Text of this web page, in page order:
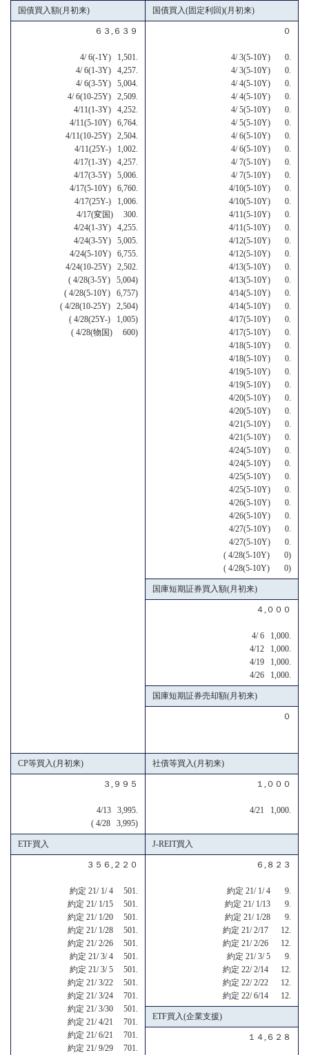
国債買入額(月初来) 国債買入(固定利回)(月初来)
６３,６３９
4/ 6(-1Y) 1,501.
4/ 6(1-3Y) 4,257.
4/ 6(3-5Y) 5,004.
4/ 6(10-25Y) 2,509.
4/11(1-3Y) 4,252.
4/11(5-10Y) 6,764.
4/11(10-25Y) 2,504.
4/11(25Y-) 1,002.
4/17(1-3Y) 4,257.
4/17(3-5Y) 5,006.
4/17(5-10Y) 6,760.
4/17(25Y-) 1,006.
4/17(変国) 300.
4/24(1-3Y) 4,255.
4/24(3-5Y) 5,005.
4/24(5-10Y) 6,755.
4/24(10-25Y) 2,502.
( 4/28(3-5Y) 5,004)
( 4/28(5-10Y) 6,757)
( 4/28(10-25Y) 2,504)
( 4/28(25Y-) 1,005)
( 4/28(物国) 600)
０
4/ 3(5-10Y) 0.
4/ 3(5-10Y) 0.
4/ 4(5-10Y) 0.
4/ 4(5-10Y) 0.
4/ 5(5-10Y) 0.
4/ 5(5-10Y) 0.
4/ 6(5-10Y) 0.
4/ 6(5-10Y) 0.
4/ 7(5-10Y) 0.
4/ 7(5-10Y) 0.
4/10(5-10Y) 0.
4/10(5-10Y) 0.
4/11(5-10Y) 0.
4/11(5-10Y) 0.
4/12(5-10Y) 0.
4/12(5-10Y) 0.
4/13(5-10Y) 0.
4/13(5-10Y) 0.
4/14(5-10Y) 0.
4/14(5-10Y) 0.
4/17(5-10Y) 0.
4/17(5-10Y) 0.
4/18(5-10Y) 0.
4/18(5-10Y) 0.
4/19(5-10Y) 0.
4/19(5-10Y) 0.
4/20(5-10Y) 0.
4/20(5-10Y) 0.
4/21(5-10Y) 0.
4/21(5-10Y) 0.
4/24(5-10Y) 0.
4/24(5-10Y) 0.
4/25(5-10Y) 0.
4/25(5-10Y) 0.
4/26(5-10Y) 0.
4/26(5-10Y) 0.
4/27(5-10Y) 0.
4/27(5-10Y) 0.
( 4/28(5-10Y) 0)
( 4/28(5-10Y) 0)
国庫短期証券買入額(月初来)
４,０００
4/ 6 1,000.
4/12 1,000.
4/19 1,000.
4/26 1,000.
国庫短期証券売却額(月初来)
０
CP等買入(月初来) 社債等買入(月初来)
３,９９５
4/13 3,995.
( 4/28 3,995)
１,０００
4/21 1,000.
ETF買入 J-REIT買入
３５６,２２０
約定 21/ 1/ 4 501.
約定 21/ 1/15 501.
約定 21/ 1/20 501.
約定 21/ 1/28 501.
約定 21/ 2/26 501.
約定 21/ 3/ 4 501.
約定 21/ 3/ 5 501.
約定 21/ 3/22 501.
約定 21/ 3/24 701.
約定 21/ 3/30 501.
約定 21/ 4/21 701.
約定 21/ 6/21 701.
約定 21/ 9/29 701.
６,８２３
約定 21/ 1/ 4 9.
約定 21/ 1/13 9.
約定 21/ 1/28 9.
約定 21/ 2/17 12.
約定 21/ 2/26 12.
約定 21/ 3/ 5 9.
約定 22/ 2/14 12.
約定 22/ 2/22 12.
約定 22/ 6/14 12.
ETF買入(企業支援)
１４,６２８